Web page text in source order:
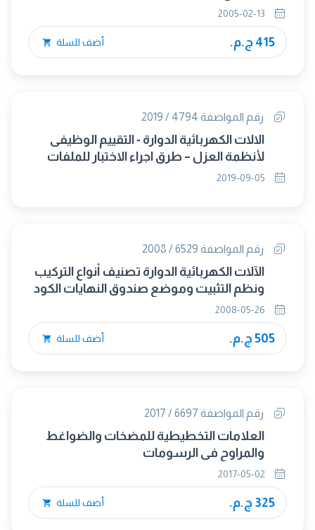
المتطلبات العامة
415 ج.م. أضف للسلة
رقم المواصفة 4794 / 2019
الالات الكهربائية الدوارة - التقييم الوظيفى
لأنظمة العزل – طرق اجراء الاختبار للملفات
ذات السلك الملفوف التقييم الحرارى
رقم المواصفة 6529 / 2008
الآلات الكهربائية الدوارة تصنيف أنواع التركيب
ونظم التثبيت وموضع صندوق النهايات الكود
(IM)
505 ج.م. أضف للسلة
رقم المواصفة 6697 / 2017
العلامات التخطيطية للمضخات والضواغط
والمراوح فى الرسومات
325 ج.م. أضف للسلة